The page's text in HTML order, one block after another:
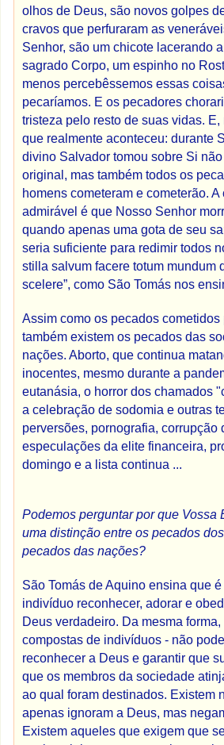
olhos de Deus, são novos golpes
cravos que perfuraram as
Senhor, são um chicote lacerando
sagrado Corpo, um espinho no
menos percebêssemos essas
pecaríamos. E os pecadores
tristeza pelo resto de suas vidas. E,
que realmente aconteceu: durante
divino Salvador tomou sobre Si
original, mas também todos os
homens cometeram e cometerão.
admirável é que Nosso Senhor
quando apenas uma gota de seu
seria suficiente para redimir todos
stilla salvum facere totum mundum
scelere”, como São Tomás nos
Assim como os pecados
também existem os pecados das
nações. Aborto, que continua
inocentes, mesmo durante a
eutanásia, o horror dos chamados
a celebração de sodomia e outras
perversões, pornografia, corrupção
especulações da elite financeira,
domingo e a lista continua ...
Podemos perguntar por que Vossa
uma distinção entre os pecados
pecados das nações?
São Tomás de Aquino ensina que
indivíduo reconhecer, adorar e
Deus verdadeiro. Da mesma
compostas de indivíduos - não
reconhecer a Deus e garantir que
que os membros da sociedade
ao qual foram destinados. Existem
apenas ignoram a Deus, mas
Existem aqueles que exigem que